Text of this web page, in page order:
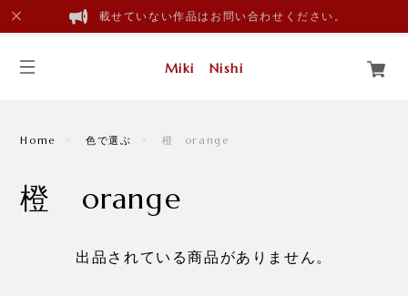
載せていない作品はお問い合わせください。
Miki Nishi
Home 色で選ぶ 橙 orange
橙 orange
出品されている商品がありません。